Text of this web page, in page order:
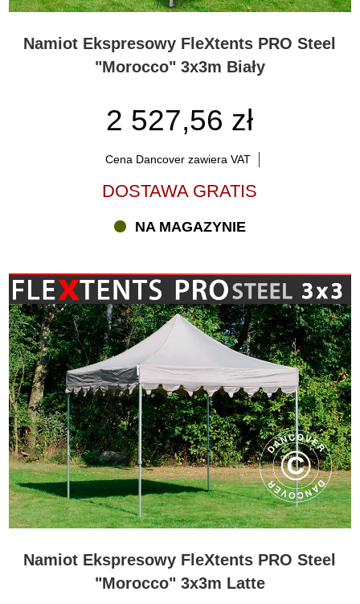
Namiot Ekspresowy FleXtents PRO Steel
"Morocco" 3x3m Biały
2 527,56 zł
Cena Dancover zawiera VAT
DOSTAWA GRATIS
NA MAGAZYNIE
Namiot Ekspresowy FleXtents PRO Steel
"Morocco" 3x3m Latte